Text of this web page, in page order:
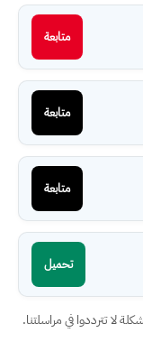
متابعة
متابعة
متابعة
تحميل
لا تترددوا في مراسلتنا.